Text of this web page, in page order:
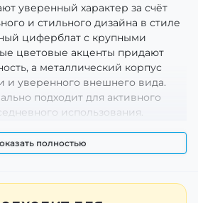
уверенный характер за счёт
и стильного дизайна в стиле
циферблат с крупными
цветовые акценты придают
а металлический корпус
и уверенного внешнего вида.
подходит для активного
использования.
и особенности
практичности и стильного
сидят на запястье, элементы
полностью